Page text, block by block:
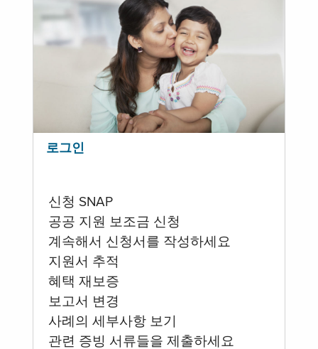
로그인
신청 SNAP
공공 지원 보조금 신청
계속해서 신청서를 작성하세요
지원서 추적
혜택 재보증
보고서 변경
사례의 세부사항 보기
관련 증빙 서류들을 제출하세요